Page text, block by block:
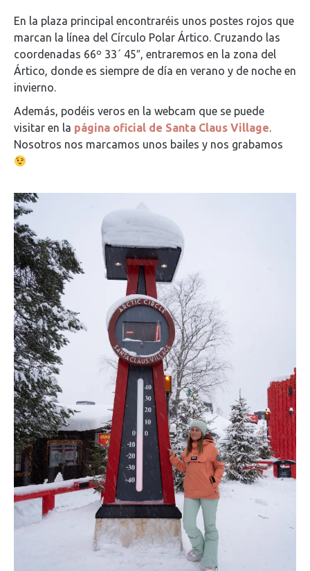
En la plaza principal encontraréis unos postes rojos que
marcan la línea del Círculo Polar Ártico. Cruzando las
coordenadas 66º 33´ 45″, entraremos en la zona del
Ártico, donde es siempre de día en verano y de noche en
invierno.
Además, podéis veros en la webcam que se puede
visitar en la página oficial de Santa Claus Village.
Nosotros nos marcamos unos bailes y nos grabamos